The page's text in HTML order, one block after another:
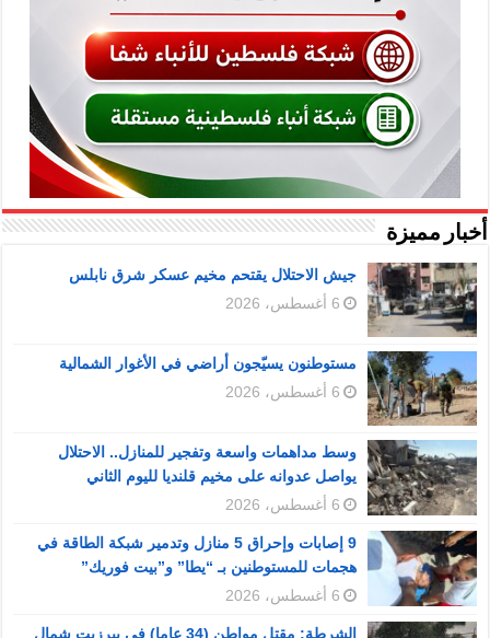
أخبار مميزة
جيش الاحتلال يقتحم مخيم عسكر شرق نابلس
6 أغسطس، 2026
مستوطنون يسيّجون أراضي في الأغوار الشمالية
6 أغسطس، 2026
وسط مداهمات واسعة وتفجير للمنازل.. الاحتلال
يواصل عدوانه على مخيم قلنديا لليوم الثاني
6 أغسطس، 2026
9 إصابات وإحراق 5 منازل وتدمير شبكة الطاقة في
هجمات للمستوطنين بـ “يطا” و”بيت فوريك”
6 أغسطس، 2026
الشرطة: مقتل مواطن (34 عاما) في بيرزيت شمال